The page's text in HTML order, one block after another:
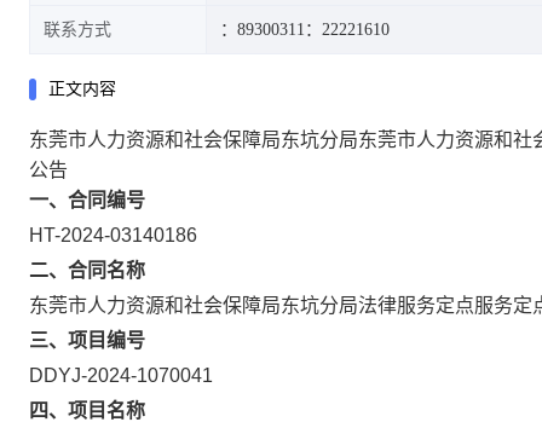
联系方式 ：89300311 ：22221610
正文内容
东莞市人力资源和社会保障局东坑分局东莞市人力资源和
公告
一、合同编号
HT-2024-03140186
二、合同名称
东莞市人力资源和社会保障局东坑分局法律服务定点服务定
三、项目编号
DDYJ-2024-1070041
四、项目名称